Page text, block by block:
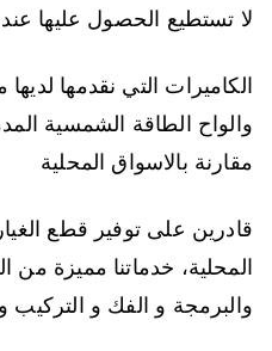
لا تستطيع الحصول عليها
الكاميرات التي نقدمها
والواح الطاقة الشمسية
مقارنة بالاسواق المحلية
قادرين على توفير قطع
المحلية، خدماتنا مميزة من
والبرمجة و الفك و التركيب